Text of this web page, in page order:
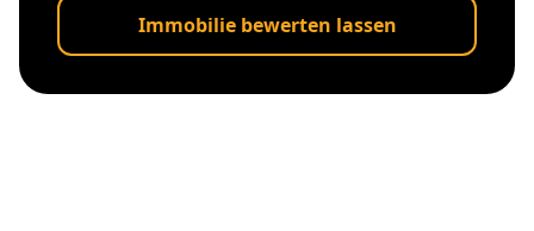
Immobilie bewerten lassen